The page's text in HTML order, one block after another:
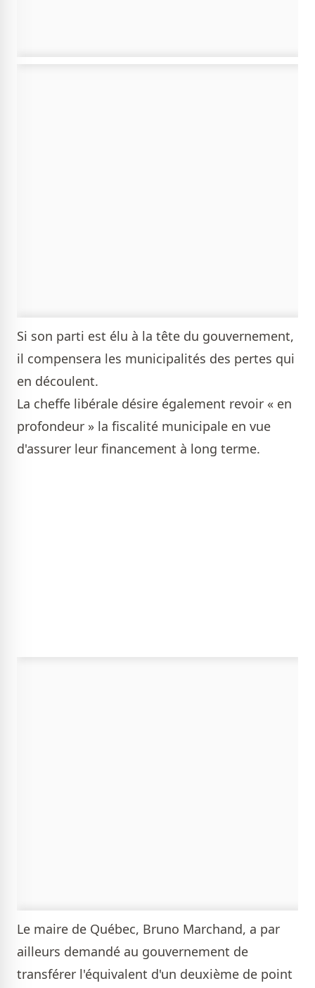
Si son parti est élu à la tête du gouvernement,
il compensera les municipalités des pertes qui
en découlent.
La cheffe libérale désire également revoir « en
profondeur » la fiscalité municipale en vue
d'assurer leur financement à long terme.
Le maire de Québec, Bruno Marchand, a par
ailleurs demandé au gouvernement de
transférer l'équivalent d'un deuxième de point